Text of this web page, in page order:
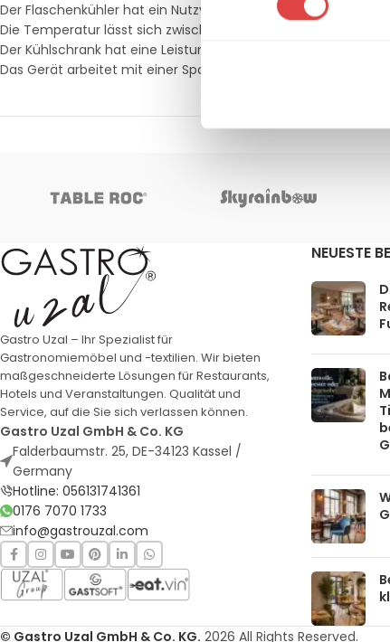
Der Flaschenkühler hat ein Nutzvolumen von
138 Litern
,
Die Temperatur lässt sich zwischen
Der Kühlschrank hat eine Leistung von
, was eine
Das Gerät arbeitet mit einer Spannung von
Gastro Uzal – Ihr Spezialist für
Gastronomiemöbel und -textilien. Wir bieten
maßgeschneiderte Lösungen für Restaurants,
Hotels und Veranstaltungen. Qualität und
Service, auf die Sie sich verlassen können.
Gastro Uzal GmbH & Co. KG
Falderbaumstr. 25, DE-34123 Kassel /
Germany
Hotline: 056131741361
0176 7070 1733
info@gastrouzal.com
NEUESTE
© Gastro Uzal GmbH & Co. KG. 2026 All Rights Reserved.